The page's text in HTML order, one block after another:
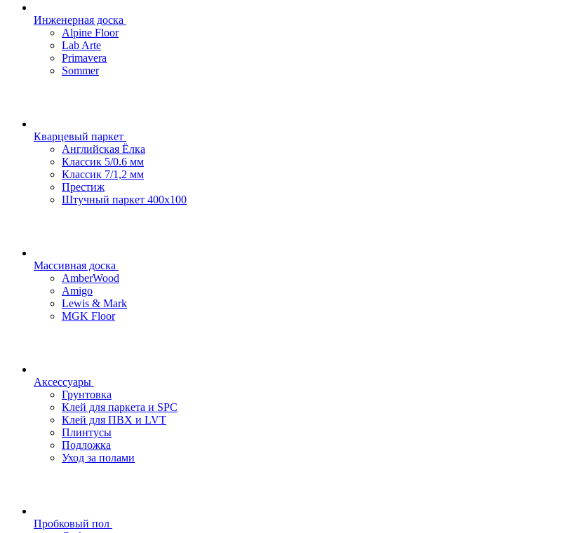
Инженерная доска
Alpine Floor
Lab Arte
Primavera
Sommer
Кварцевый паркет
Английская Ёлка
Классик 5/0.6 мм
Классик 7/1,2 мм
Престиж
Штучный паркет 400x100
Массивная доска
AmberWood
Amigo
Lewis & Mark
MGK Floor
Аксессуары
Грунтовка
Клей для паркета и SPC
Клей для ПВХ и LVT
Плинтусы
Подложка
Уход за полами
Пробковый пол